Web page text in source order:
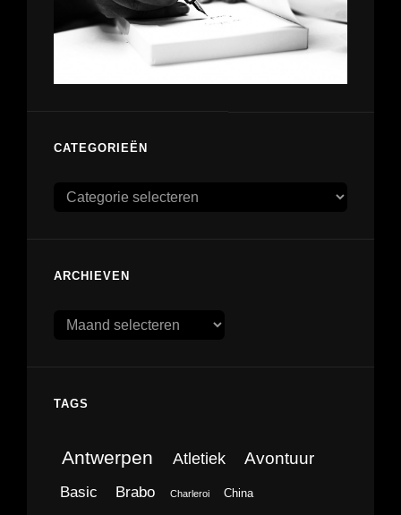
CATEGORIEËN
Categorieën
ARCHIEVEN
Archieven
TAGS
Antwerpen Atletiek Avontuur
Basic Brabo Charleroi China